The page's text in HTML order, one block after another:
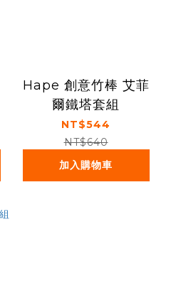
Hape 創意竹棒 艾菲
爾鐵塔套組
NT$544
NT$640
加入購物車